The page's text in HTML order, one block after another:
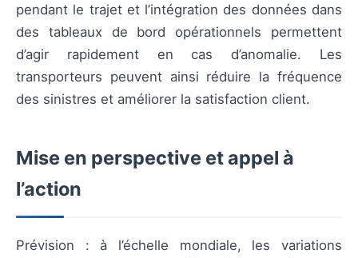
pendant le trajet et l’intégration des données dans
des tableaux de bord opérationnels permettent
d’agir rapidement en cas d’anomalie. Les
transporteurs peuvent ainsi réduire la fréquence
des sinistres et améliorer la satisfaction client.
Mise en perspective et appel à
l’action
Prévision : à l’échelle mondiale, les variations